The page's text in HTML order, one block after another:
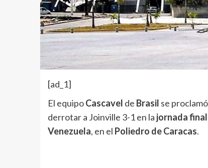
[ad_1]
El equipoCascavel de Brasil se
derrotar a Joinville 3-1 en la jornada final
Venezuela, en el Poliedro de Caracas.